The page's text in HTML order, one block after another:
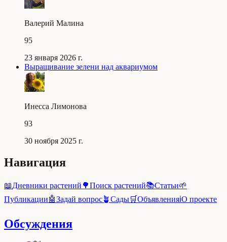
Валерий Малина
95
23 января 2026 г.
Выращивание зелени над аквариумом
Инесса Лимонова
93
30 ноября 2025 г.
Навигация
📖Дневники растений 🌳Поиск растений📚Статьи🌱
Публикации🤖Задай вопрос🪴Сады🛒Объявленияℹ️О проекте
Обсуждения